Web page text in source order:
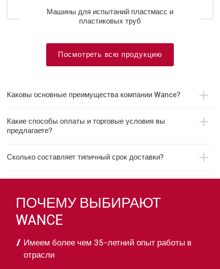
Машины для испытаний пластмасс и
пластиковых труб
Посмотреть всю продукцию
Каковы основные преимущества компании Wance?
Какие способы оплаты и торговые условия вы
предлагаете?
Сколько составляет типичный срок доставки?
ПОЧЕМУ ВЫБИРАЮТ
WANCE
Имеем более чем 35-летний опыт работы в
отрасли